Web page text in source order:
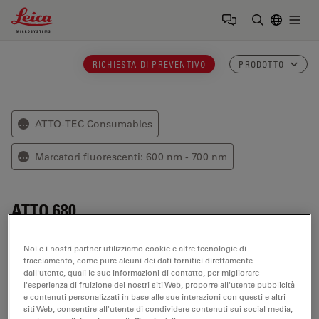
Leica Microsystems Logo
RICHIESTA DI PREVENTIVO PRODOTTO
⋯ ATTO-TEC Consumables
⋯ Marcatori fluorescenti: 600 nm - 700 nm
ATTO 680
a una nuova generazione di etichette fluorescenti.
Proprietà ottiche
Noi e i nostri partner utilizziamo cookie e altre tecnologie di
tracciamento, come pure alcuni dei dati fornitici direttamente
dall'utente, quali le sue informazioni di contatto, per migliorare
l'esperienza di fruizione dei nostri siti Web, proporre all'utente pubblicità
e contenuti personalizzati in base alle sue interazioni con questi e altri
siti Web, consentire all'utente di condividere contenuti sui social media,